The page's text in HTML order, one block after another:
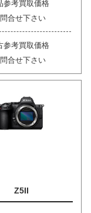
参考買取価格
合せ下さい
参考買取価格
合せ下さい
Z5II